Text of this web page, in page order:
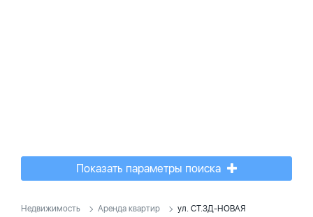
Показать параметры поиска
Недвижимость Аренда квартир ул. СТ.ЗД-НОВАЯ